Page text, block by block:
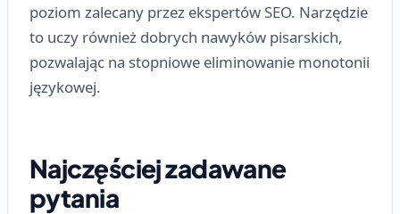
poziom zalecany przez ekspertów SEO. Narzędzie
to uczy również dobrych nawyków pisarskich,
pozwalając na stopniowe eliminowanie monotonii
językowej.
Najczęściej zadawane
pytania